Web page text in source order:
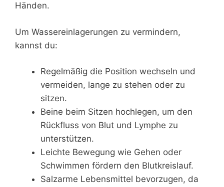
Händen.
Um Wassereinlagerungen zu vermindern,
kannst du:
Regelmäßig die Position wechseln und
vermeiden, lange zu stehen oder zu
sitzen.
Beine beim Sitzen hochlegen, um den
Rückfluss von Blut und Lymphe zu
unterstützen.
Leichte Bewegung wie Gehen oder
Schwimmen fördern den Blutkreislauf.
Salzarme Lebensmittel bevorzugen, da